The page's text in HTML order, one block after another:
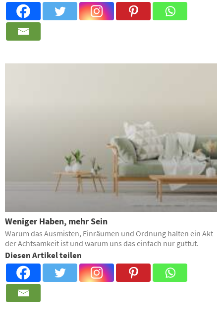
Weniger Haben, mehr Sein
Warum das Ausmisten, Einräumen und Ordnung ­halten ein Akt
der Achtsamkeit ist und warum uns das einfach nur guttut.
Diesen Artikel teilen